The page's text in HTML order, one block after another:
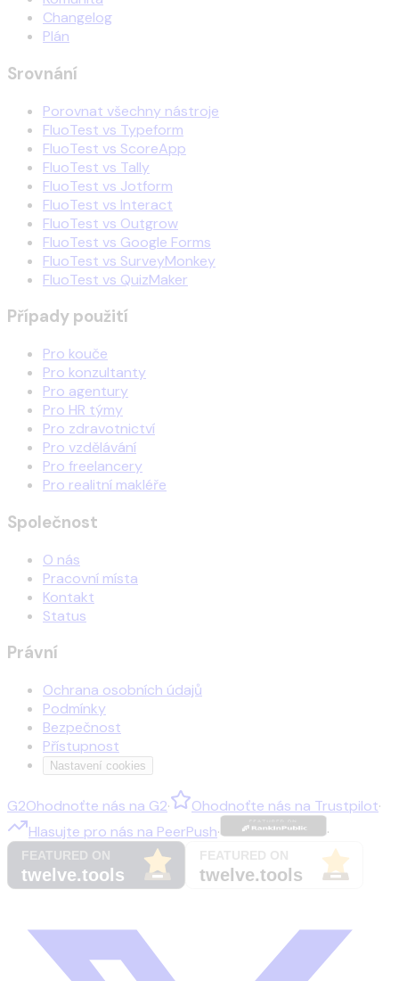
Changelog
Plán
Srovnání
Porovnat všechny nástroje
FluoTest vs Typeform
FluoTest vs ScoreApp
FluoTest vs Tally
FluoTest vs Jotform
FluoTest vs Interact
FluoTest vs Outgrow
FluoTest vs Google Forms
FluoTest vs SurveyMonkey
FluoTest vs QuizMaker
Případy použití
Pro kouče
Pro konzultanty
Pro agentury
Pro HR týmy
Pro zdravotnictví
Pro vzdělávání
Pro freelancery
Pro realitní makléře
Společnost
O nás
Pracovní místa
Kontakt
Status
Právní
Ochrana osobních údajů
Podmínky
Bezpečnost
Přístupnost
Nastavení cookies
G2Ohodnoťte nás na G2· Ohodnoťte nás na Trustpilot·
Hlasujte pro nás na PeerPush· ·